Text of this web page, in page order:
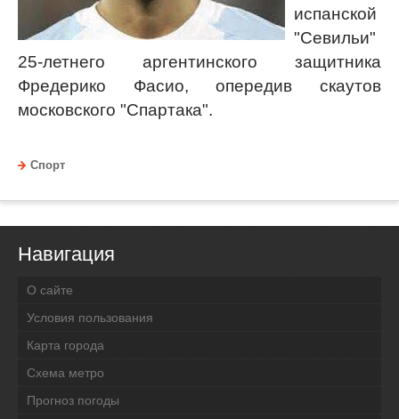
испанской
"Севильи"
25-летнего аргентинского защитника
Фредерико Фасио, опередив скаутов
московского "Спартака".
Спорт
Навигация
О сайте
Условия пользования
Карта города
Схема метро
Прогноз погоды